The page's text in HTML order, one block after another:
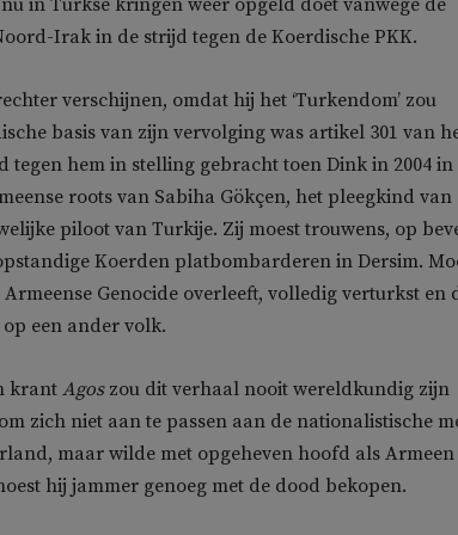
Irak in de strijd tegen de Koerdische PKK.
verschijnen, omdat hij het ‘Turkendom’ zou
basis van zijn vervolging was artikel 301 van
tegen hem in stelling gebracht toen Dink in 2004
roots van Sabiha Gökçen, het pleegkind van
piloot van Turkije. Zij moest trouwens, op
Koerden platbombarderen in Dersim.
Genocide overleeft, volledig verturkst en
een ander volk.
krant Agoszou dit verhaal nooit wereldkundig zijn
zich niet aan te passen aan de nationalistische
maar wilde met opgeheven hoofd als Armeen
hij jammer genoeg met de dood bekopen.